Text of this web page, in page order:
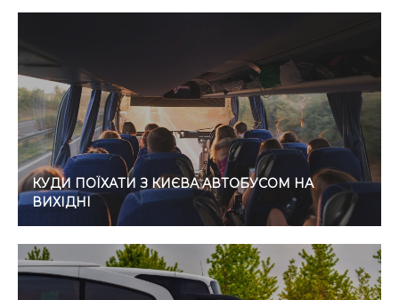
КУДИ ПОЇХАТИ З КИЄВА АВТОБУСОМ НА
ВИХІДНІ